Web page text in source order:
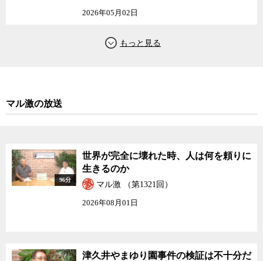
2026年05月02日
マル激の放送
96分
世界が完全に壊れた時、人は何を頼りに
生きるのか
マル激 （第1321回）
2026年08月01日
津久井やまゆり園事件の検証は不十分だ